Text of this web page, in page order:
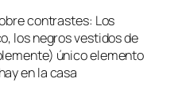
contrastes: Los
los negros vestidos de
único elemento
en la casa